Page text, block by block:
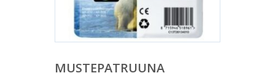
MUSTEPATRUUNA